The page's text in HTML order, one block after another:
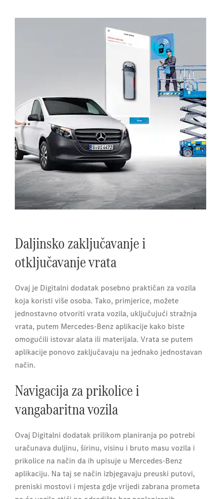
Daljinsko zaključavanje i
otključavanje vrata
Ovaj je Digitalni dodatak posebno praktičan za vozila
koja koristi više osoba. Tako, primjerice, možete
jednostavno otvoriti vrata vozila, uključujući stražnja
vrata, putem Mercedes-Benz aplikacije kako biste
omogućili istovar alata ili materijala. Vrata se putem
aplikacije ponovo zaključavaju na jednako jednostavan
način.
Navigacija za prikolice i
vangabaritna vozila
Ovaj Digitalni dodatak prilikom planiranja po potrebi
uračunava duljinu, širinu, visinu i bruto masu vozila i
prikolice na način da ih upisuje u Mercedes-Benz
aplikaciju. Na taj se način izbjegavaju preuski putovi,
preniski mostovi i mjesta gdje vrijedi zabrana prometa